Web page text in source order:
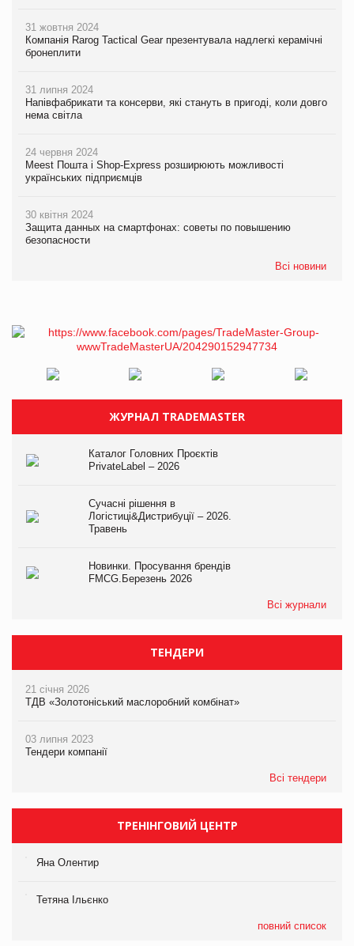
31 жовтня 2024
Компанія Rarog Tactical Gear презентувала надлегкі керамічні
бронеплити
31 липня 2024
Напівфабрикати та консерви, які стануть в пригоді, коли довго
нема світла
24 червня 2024
Meest Пошта і Shop-Express розширюють можливості
українських підприємців
30 квітня 2024
Защита данных на смартфонах: советы по повышению
безопасности
Всі новини
ЖУРНАЛ TRADEMASTER
Каталог Головних Проєктів
PrivateLabel – 2026
Сучасні рішення в
Логістиці&Дистрибуції – 2026.
Травень
Новинки. Просування брендів
FMCG.Березень 2026
Всі журнали
ТЕНДЕРИ
21 січня 2026
ТДВ «Золотоніський маслоробний комбінат»
03 липня 2023
Тендери компанії
Всі тендери
ТРЕНІНГОВИЙ ЦЕНТР
Яна Олентир
Тетяна Ільєнко
повний список